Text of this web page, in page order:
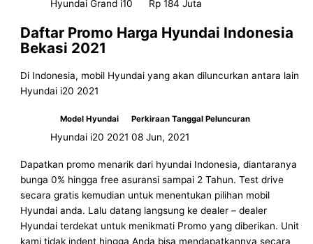
Hyundai Grand i10 Rp 184 Juta
Daftar Promo Harga Hyundai Indonesia
Bekasi 2021
Di Indonesia, mobil Hyundai yang akan diluncurkan antara lain
Hyundai i20 2021
Model Hyundai Perkiraan Tanggal Peluncuran
Hyundai i20 2021 08 Jun, 2021
Dapatkan promo menarik dari hyundai Indonesia, diantaranya
bunga 0% hingga free asuransi sampai 2 Tahun. Test drive
secara gratis kemudian untuk menentukan pilihan mobil
Hyundai anda. Lalu datang langsung ke dealer – dealer
Hyundai terdekat untuk menikmati Promo yang diberikan. Unit
kami tidak indent hingga Anda bisa mendapatkannya secara